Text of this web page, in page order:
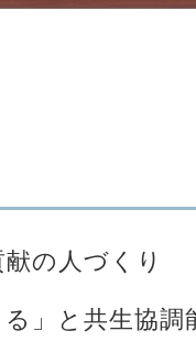
の人づくり
」と共生協